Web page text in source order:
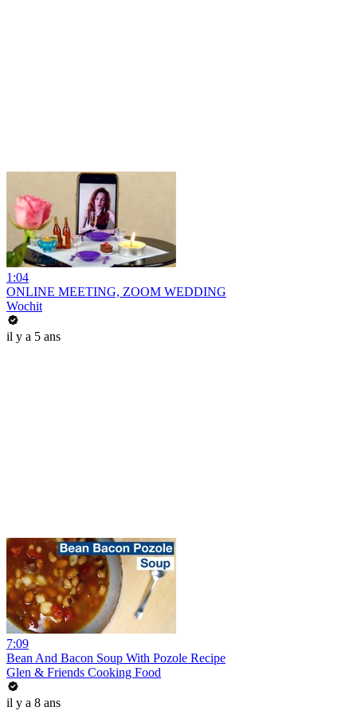
1:04
ONLINE MEETING, ZOOM WEDDING
Wochit
il y a 5 ans
7:09
Bean And Bacon Soup With Pozole Recipe
Glen & Friends Cooking Food
il y a 8 ans